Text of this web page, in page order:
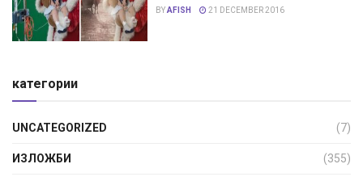
BYAFISH 21 DECEMBER 2016
категории
UNCATEGORIZED (7)
ИЗЛОЖБИ (355)